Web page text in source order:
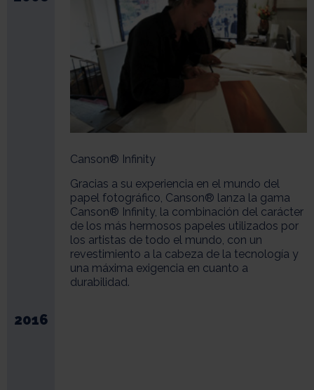
Canson® Infinity
Gracias a su experiencia en el mundo del
papel fotográfico, Canson® lanza la gama
Canson® Infinity, la combinación del carácter
de los más hermosos papeles utilizados por
los artistas de todo el mundo, con un
revestimiento a la cabeza de la tecnología y
una máxima exigencia en cuanto a
durabilidad.
2016